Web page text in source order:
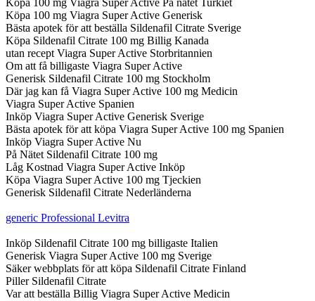
Köpa 100 mg Viagra Super Active Generisk
Bästa apotek för att beställa Sildenafil Citrate Sverige
Köpa Sildenafil Citrate 100 mg Billig Kanada
utan recept Viagra Super Active Storbritannien
Om att få billigaste Viagra Super Active
Generisk Sildenafil Citrate 100 mg Stockholm
Där jag kan få Viagra Super Active 100 mg Medicin
Viagra Super Active Spanien
Inköp Viagra Super Active Generisk Sverige
Bästa apotek för att köpa Viagra Super Active 100 mg Spanien
Inköp Viagra Super Active Nu
På Nätet Sildenafil Citrate 100 mg
Låg Kostnad Viagra Super Active Inköp
Köpa Viagra Super Active 100 mg Tjeckien
Generisk Sildenafil Citrate Nederländerna
generic Professional Levitra
Inköp Sildenafil Citrate 100 mg billigaste Italien
Generisk Viagra Super Active 100 mg Sverige
Säker webbplats för att köpa Sildenafil Citrate Finland
Piller Sildenafil Citrate
Var att beställa Billig Viagra Super Active Medicin